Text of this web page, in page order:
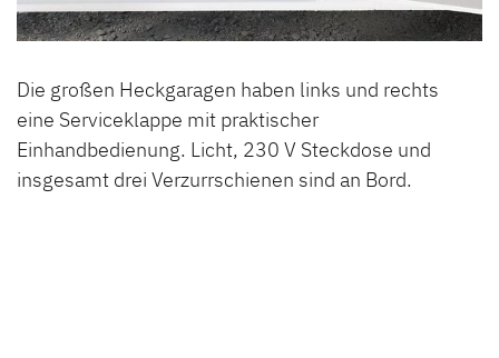
Die großen Heckgaragen haben links und rechts
eine Serviceklappe mit praktischer
Einhandbedienung. Licht, 230 V Steckdose und
insgesamt drei Verzurrschienen sind an Bord.